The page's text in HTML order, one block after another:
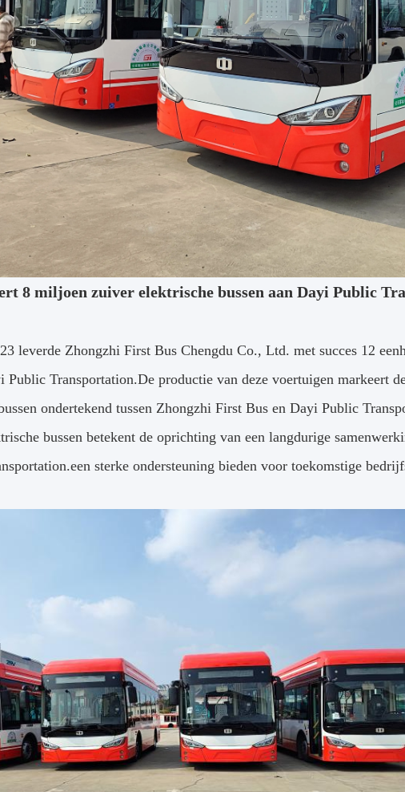
8 miljoen zuiver elektrische bussen aan Dayi Public
leverde Zhongzhi First Bus Chengdu Co., Ltd. met succes 12
Public Transportation.De productie van deze voertuigen markeert
ondertekend tussen Zhongzhi First Bus en Dayi Public
bussen betekent de oprichting van een langdurige
sterke ondersteuning bieden voor toekomstige